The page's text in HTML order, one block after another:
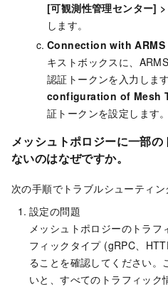
[可観測性管理センター] >
します。
Connection with
キストボックスに、
認証トークンを入力しま
configuration of Mesh
証トークンを設定します。
メッシュトポロジーに一部
ないのはなぜですか。
次の手順でトラブルシューティン
設定の問題
メッシュトポロジーのトラ
フィックタイプ (gRPC、
ることを確認してください。
いと、すべてのトラフィック